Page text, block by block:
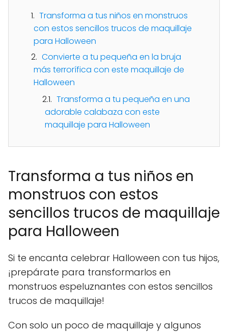
Transforma a tus niños en monstruos
con estos sencillos trucos de maquillaje
para Halloween
Convierte a tu pequeña en la bruja
más terrorífica con este maquillaje de
Halloween
Transforma a tu pequeña en una
adorable calabaza con este
maquillaje para Halloween
Transforma a tus niños en
monstruos con estos
sencillos trucos de maquillaje
para Halloween
Si te encanta celebrar Halloween con tus hijos,
¡prepárate para transformarlos en
monstruos espeluznantes con estos sencillos
trucos de maquillaje!
Con solo un poco de maquillaje y algunos